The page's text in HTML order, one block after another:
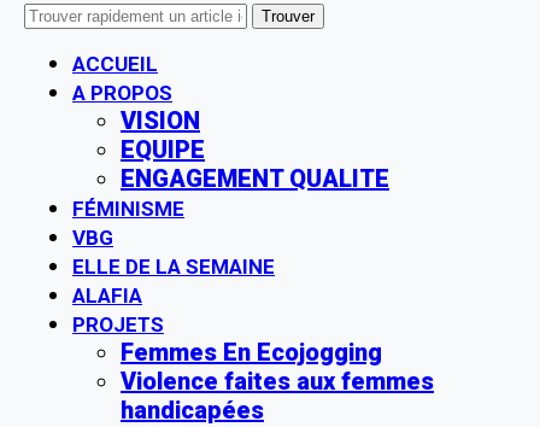
ACCUEIL
A PROPOS
VISION
EQUIPE
ENGAGEMENT QUALITE
FÉMINISME
VBG
ELLE DE LA SEMAINE
ALAFIA
PROJETS
Femmes En Ecojogging
Violence faites aux femmes
handicapées